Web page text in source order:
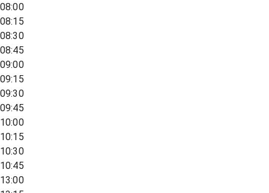
08:00
08:15
08:30
08:45
09:00
09:15
09:30
09:45
10:00
10:15
10:30
10:45
13:00